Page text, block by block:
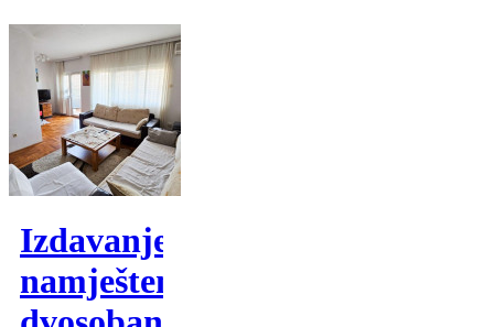
Izdavanje,
namješten